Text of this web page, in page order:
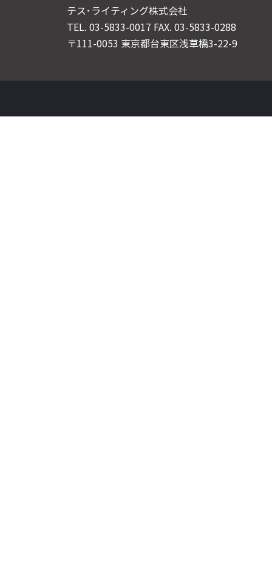
テス･ライティング株式会社
TEL. 03-5833-0017 FAX. 03-5833-0288
〒111-0053 東京都台東区浅草橋3-22-9